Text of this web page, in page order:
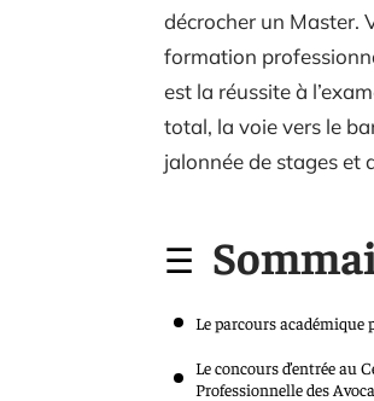
décrocher un Master.
formation
est la réussite à
total, la voie vers le
jalonnée de stages et
Le parcours académique
Le concours d’entrée au
Professionnelle des